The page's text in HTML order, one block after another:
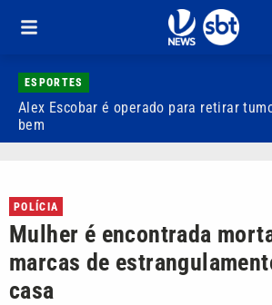
ESPORTES
Alex Escobar é operado para retirar
bem
POLÍCIA
Mulher é encontrada
marcas de
casa